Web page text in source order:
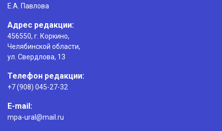
Е.А. Павлова
Адрес редакции:
456550, г. Коркино,
Челябинской области,
ул. Свердлова, 13
Телефон редакции:
+7 (908) 045-27-32
E-mail:
mpa-ural@mail.ru